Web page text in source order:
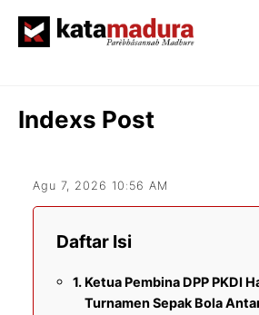
Indexs Post
Agu 7, 2026 10:56 AM
Daftar Isi
Ketua Pembina DPP PKDI
Turnamen Sepak Bola